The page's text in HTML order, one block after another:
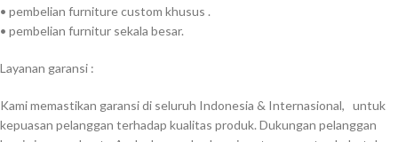
• pembelian furniture custom khusus .
• pembelian furnitur sekala besar.
Layanan garansi :
Kami memastikan garansi di seluruh Indonesia & Internasional, untuk
kepuasan pelanggan terhadap kualitas produk. Dukungan pelanggan